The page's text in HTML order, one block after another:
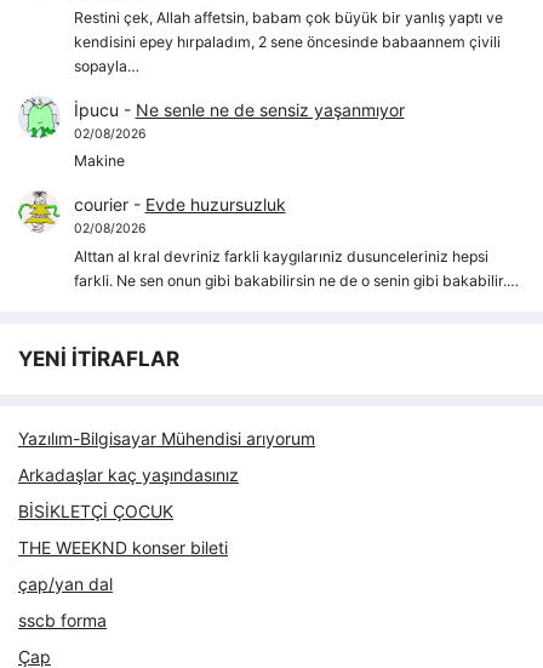
Restini çek, Allah affetsin, babam çok büyük bir yanlış yaptı ve
kendisini epey hırpaladım, 2 sene öncesinde babaannem çivili
sopayla…
İpucu - Ne senle ne de sensiz yaşanmıyor
02/08/2026
Makine
courier- Evde huzursuzluk
02/08/2026
Alttan al kral devriniz farkli kaygılarıniz dusunceleriniz hepsi
farkli. Ne sen onun gibi bakabilirsin ne de o senin gibi bakabilir.…
YENİ İTİRAFLAR
Yazılım-Bilgisayar Mühendisi arıyorum
Arkadaşlar kaç yaşındasınız
BİSİKLETÇİ ÇOCUK
THE WEEKND konser bileti
çap/yan dal
sscb forma
Çap